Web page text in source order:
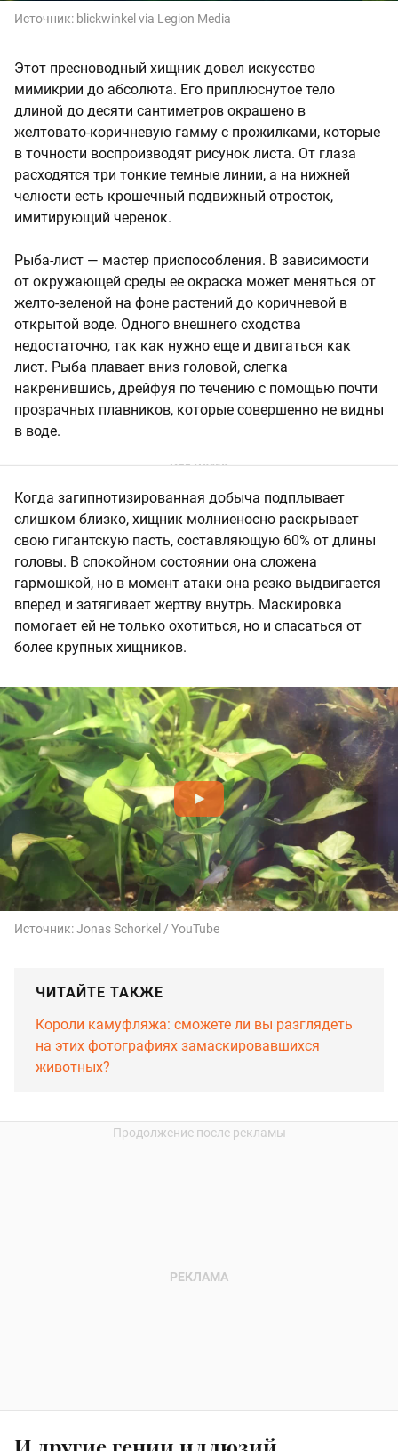
Источник: blickwinkel via Legion Media
Этот пресноводный хищник довел искусство
мимикрии до абсолюта. Его приплюснутое тело
длиной до десяти сантиметров окрашено в
желтовато-коричневую гамму с прожилками, которые
в точности воспроизводят рисунок листа. От глаза
расходятся три тонкие темные линии, а на нижней
челюсти есть крошечный подвижный отросток,
имитирующий черенок.
Рыба-лист — мастер приспособления. В зависимости
от окружающей среды ее окраска может меняться от
желто-зеленой на фоне растений до коричневой в
открытой воде. Одного внешнего сходства
недостаточно, так как нужно еще и двигаться как
лист. Рыба плавает вниз головой, слегка
накренившись, дрейфуя по течению с помощью почти
прозрачных плавников, которые совершенно не видны
в воде.
Когда загипнотизированная добыча подплывает
слишком близко, хищник молниеносно раскрывает
свою гигантскую пасть, составляющую 60% от длины
головы. В спокойном состоянии она сложена
гармошкой, но в момент атаки она резко выдвигается
вперед и затягивает жертву внутрь. Маскировка
помогает ей не только охотиться, но и спасаться от
более крупных хищников.
Источник:Jonas Schorkel / YouTube
ЧИТАЙТЕ ТАКЖЕ
Короли камуфляжа: сможете ли вы разглядеть
на этих фотографиях замаскировавшихся
животных?